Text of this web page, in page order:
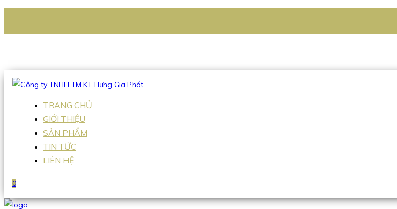
Hotline:0938 336 079
TRANG CHỦ
GIỚI THIỆU
SẢN PHẨM
TIN TỨC
LIÊN HỆ
0